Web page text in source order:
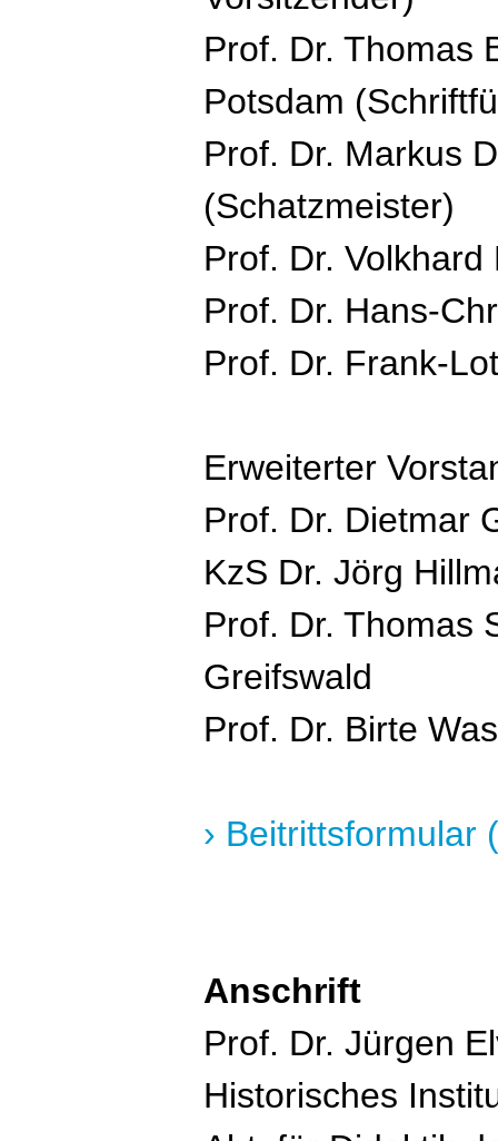
Prof. Dr. Thomas
Potsdam
Prof. Dr. Markus
(Schatzmeister)
Prof. Dr.
Prof. Dr. Hans-
Prof. Dr. Frank-
Erweiterter
Prof. Dr. Dietmar
KzS Dr. Jörg
Prof. Dr. Thomas
Greifswald
Prof. Dr. Birte
› Beitrittsformular
Anschrift
Prof. Dr. Jürgen
Historisches